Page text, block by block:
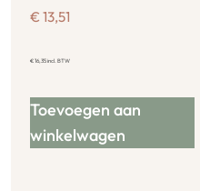
€ 13,51
€16,35incl. BTW
Toevoegen aan
winkelwagen